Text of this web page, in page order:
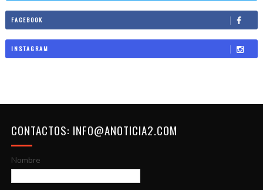
FACEBOOK
INSTAGRAM
CONTACTOS: INFO@ANOTICIA2.COM
Nombre